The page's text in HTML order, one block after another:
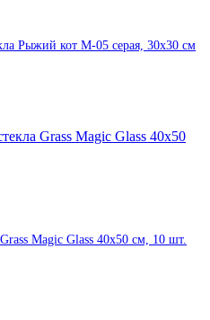
Рыжий кот M-05 серая, 30х30 см
Magic Glass 40х50 см, 10 шт.